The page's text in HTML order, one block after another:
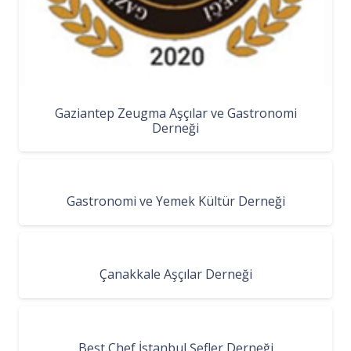
Gaziantep Zeugma Aşçılar ve Gastronomi
Derneği
Gastronomi ve Yemek Kültür Derneği
Çanakkale Aşçılar Derneği